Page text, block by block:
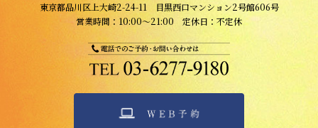
東京都品川区上大崎2-24-11 目黒西口マンション2号館606号
営業時間：10:00～21:00 定休日：不定休